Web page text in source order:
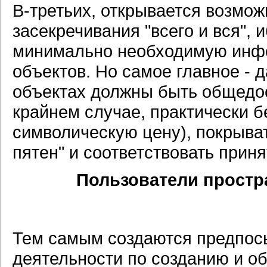
В-третьих, открывается
засекречивания "всего и
минимально необходимую
объектов. Но самое главное -
объектах должны быть
крайнем случае, практически
символическую цену),
пятен" и соответствовать
Пользователи
Тем самым создаются
деятельности по созданию и